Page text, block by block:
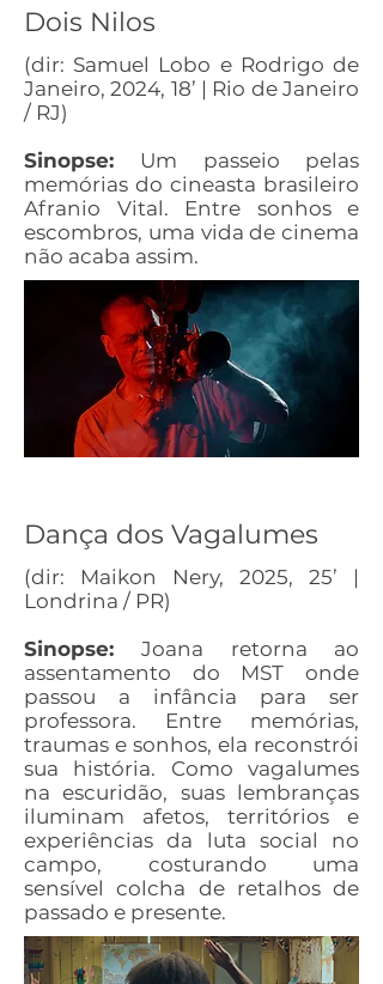
Dois Nilos
(dir: Samuel Lobo e Rodrigo de
Janeiro, 2024, 18’ | Rio de Janeiro
/ RJ)
Sinopse: Um passeio pelas
memórias do cineasta brasileiro
Afranio Vital. Entre sonhos e
escombros, uma vida de cinema
não acaba assim.
Dança dos Vagalumes
(dir: Maikon Nery, 2025, 25’ |
Londrina / PR)
Sinopse:Joana retorna ao
assentamento do MST onde
passou a infância para ser
professora. Entre memórias,
traumas e sonhos, ela reconstrói
sua história. Como vagalumes
na escuridão, suas lembranças
iluminam afetos, territórios e
experiências da luta social no
campo, costurando uma
sensível colcha de retalhos de
passado e presente.